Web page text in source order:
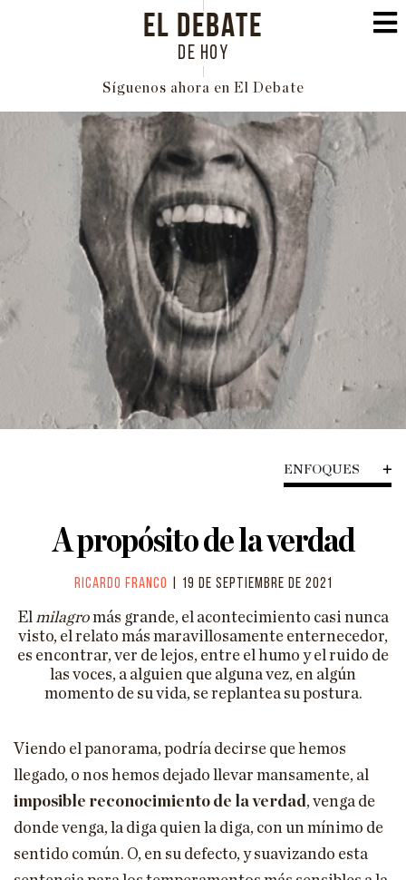
EL DEBATE
DE HOY
Síguenos ahora en El Debate
PORTADA
POLÍTICA
INTERNACIONAL
EDUCACIÓN
SOCIEDAD
FAMILIA
CULTURA
HISTORIA
ENFOQUES
EL ASTROLABIO
ENTREVISTAS
PÓDCAST
VIÑETAS
ESPECIAL VILLACISNEROS
ENFOQUES
A propósito de la verdad
Ricardo Franco | 19 de septiembre de 2021
Elmilagromás grande, el acontecimiento casi nunca
visto, el relato más maravillosamente enternecedor,
es encontrar, ver de lejos, entre el humo y el ruido de
las voces, a alguien que alguna vez, en algún
momento de su vida, se replantea su postura.
Viendo el panorama, podría decirse que hemos
llegado, o nos hemos dejado llevar mansamente, al
imposible reconocimiento de la verdad, venga de
donde venga, la diga quien la diga, con un mínimo de
sentido común. O, en su defecto, y suavizando esta